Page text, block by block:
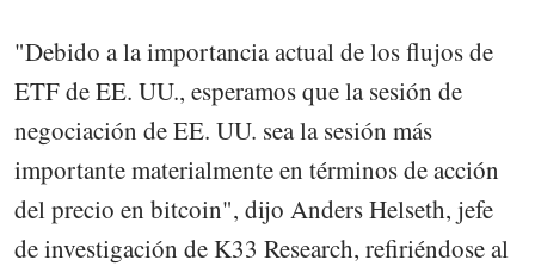
"Debido a la importancia actual de los flujos de
ETF de EE. UU., esperamos que la sesión de
negociación de EE. UU. sea la sesión más
importante materialmente en términos de acción
del precio en bitcoin", dijo Anders Helseth, jefe
de investigación de K33 Research, refiriéndose al